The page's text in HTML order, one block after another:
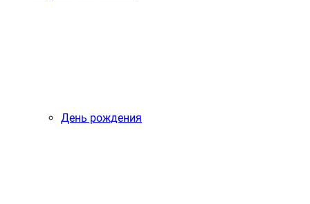
День рождения